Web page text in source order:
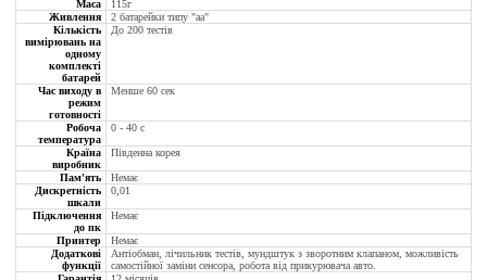
Маса
115г
Живлення
2 батарейки типу "аа"
Кількість
вимірювань на
одному
комплекті
батарей
До 200 тестів
Час виходу в
режим
готовності
Менше 60 сек
Робоча
температура
0 - 40 с
Країна
виробник
Південна корея
Пам'ять
Немає
Дискретність
шкали
0,01
Підключення
до пк
Немає
Принтер
Немає
Додаткові
функції
Антіобман, лічильник тестів, мундштук з зворотним клапаном, можливість
самостійної заміни сенсора, робота від прикурювача авто.